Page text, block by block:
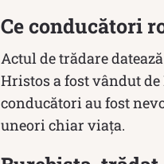
Ce conducători
Actul de trădare
Hristos a fost vândut
conducători au fost
uneori chiar viața.